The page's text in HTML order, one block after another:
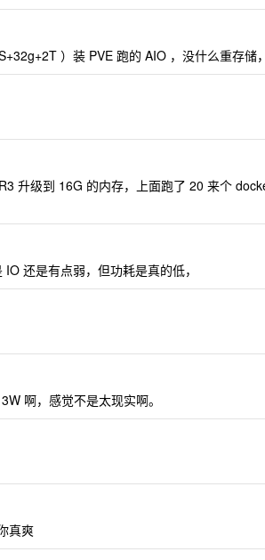
）装 PVE 跑的 AIO ，没什么重存储
升级到 16G 的内存，上面跑了 20 来个
还是有点弱，但功耗是真的低，
啊，感觉不是太现实啊。
真爽